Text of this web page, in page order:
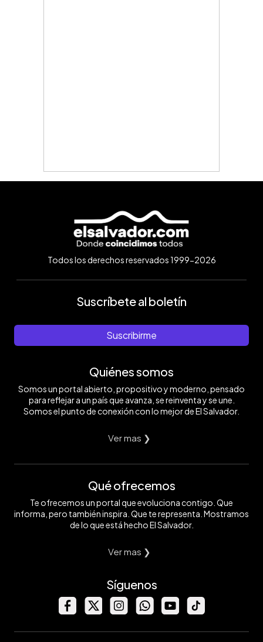
Todos los derechos reservados 1999-2026
Suscríbete al boletín
Suscribirme
Quiénes somos
Somos un portal abierto, propositivo y moderno, pensado
para reflejar a un país que avanza, se reinventa y se une.
Somos el punto de conexión con lo mejor de El Salvador.
Ver mas ❯
Qué ofrecemos
Te ofrecemos un portal que evoluciona contigo. Que
informa, pero también inspira. Que te representa. Mostramos
de lo que está hecho El Salvador.
Ver mas ❯
Síguenos